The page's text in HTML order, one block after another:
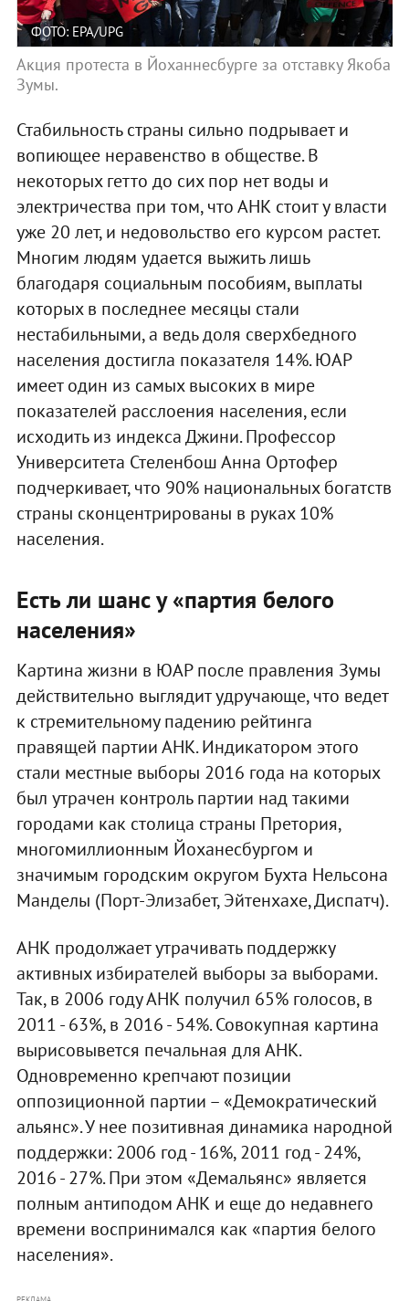
ФОТО: EPA/UPG
Акция протеста в Йоханнесбурге за отставку Якоба
Зумы.
Стабильность страны сильно подрывает и
вопиющее неравенство в обществе. В
некоторых гетто до сих пор нет воды и
электричества при том, что АНК стоит у власти
уже 20 лет, и недовольство его курсом растет.
Многим людям удается выжить лишь
благодаря социальным пособиям, выплаты
которых в последнее месяцы стали
нестабильными, а ведь доля сверхбедного
населения достигла показателя 14%. ЮАР
имеет один из самых высоких в мире
показателей расслоения населения, если
исходить из индекса Джини. Профессор
Университета Стеленбош Анна Ортофер
подчеркивает, что 90% национальных богатств
страны сконцентрированы в руках 10%
населения.
Есть ли шанс у «партия белого
населения»
Картина жизни в ЮАР после правления Зумы
действительно выглядит удручающе, что ведет
к стремительному падению рейтинга
правящей партии АНК. Индикатором этого
стали местные выборы 2016 года на которых
был утрачен контроль партии над такими
городами как столица страны Претория,
многомиллионным Йоханесбургом и
значимым городским округом Бухта Нельсона
Манделы (Порт-Элизабет, Эйтенхахе, Диспатч).
АНК продолжает утрачивать поддержку
активных избирателей выборы за выборами.
Так, в 2006 году АНК получил 65% голосов, в
2011 - 63%, в 2016 - 54%. Совокупная картина
вырисовывется печальная для АНК.
Одновременно крепчают позиции
оппозиционной партии – «Демократический
альянс». У нее позитивная динамика народной
поддержки: 2006 год - 16%, 2011 год - 24%,
2016 - 27%. При этом «Демальянс» является
полным антиподом АНК и еще до недавнего
времени воспринимался как «партия белого
населения».